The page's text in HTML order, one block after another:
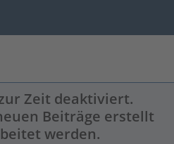
Zeit deaktiviert.
Beiträge erstellt
werden.